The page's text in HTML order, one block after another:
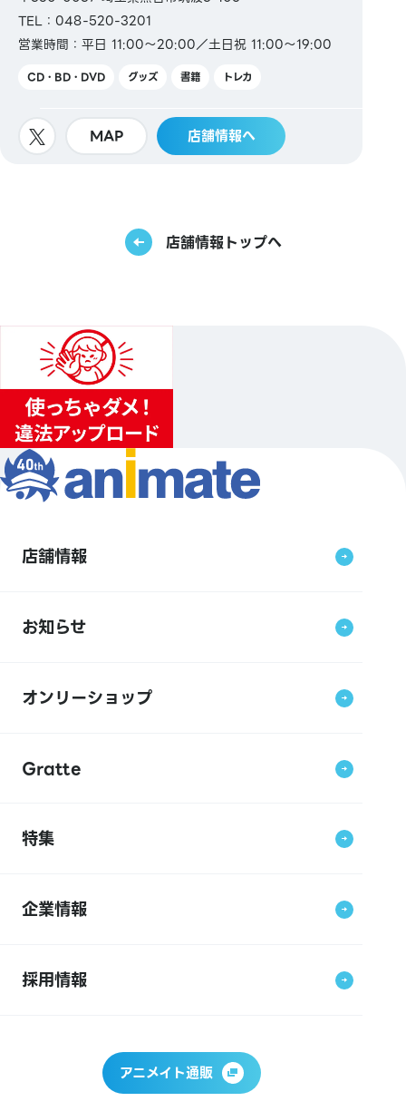
TEL：048-520-3201
営業時間：平日 11:00～20:00／土日祝 11:00～19:00
CD・BD・DVD グッズ 書籍 トレカ
MAP 店舗情報へ
店舗情報トップへ
店舗情報
お知らせ
オンリーショップ
Gratte
特集
企業情報
採用情報
アニメイト通販